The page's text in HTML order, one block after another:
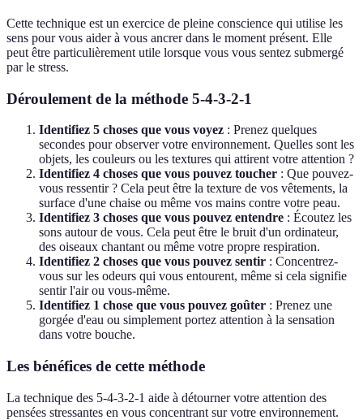
Cette technique est un exercice de pleine conscience qui utilise les
sens pour vous aider à vous ancrer dans le moment présent. Elle
peut être particulièrement utile lorsque vous vous sentez submergé
par le stress.
Déroulement de la méthode 5-4-3-2-1
Identifiez 5 choses que vous voyez : Prenez quelques
secondes pour observer votre environnement. Quelles sont les
objets, les couleurs ou les textures qui attirent votre attention ?
Identifiez 4 choses que vous pouvez toucher : Que pouvez-
vous ressentir ? Cela peut être la texture de vos vêtements, la
surface d'une chaise ou même vos mains contre votre peau.
Identifiez 3 choses que vous pouvez entendre : Écoutez les
sons autour de vous. Cela peut être le bruit d'un ordinateur,
des oiseaux chantant ou même votre propre respiration.
Identifiez 2 choses que vous pouvez sentir : Concentrez-
vous sur les odeurs qui vous entourent, même si cela signifie
sentir l'air ou vous-même.
Identifiez 1 chose que vous pouvez goûter : Prenez une
gorgée d'eau ou simplement portez attention à la sensation
dans votre bouche.
Les bénéfices de cette méthode
La technique des 5-4-3-2-1 aide à détourner votre attention des
pensées stressantes en vous concentrant sur votre environnement.